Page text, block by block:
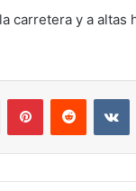
carretera y a altas
Tumblr PinterestReddit